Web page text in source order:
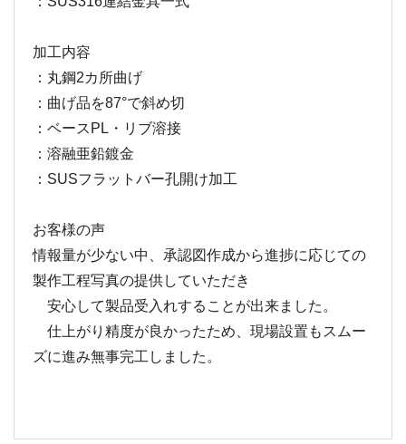
加工内容
：丸鋼2カ所曲げ
：曲げ品を87°で斜め切
：ベースPL・リブ溶接
：溶融亜鉛鍍金
：SUSフラットバー孔開け加工
お客様の声
情報量が少ない中、承認図作成から進捗に応じての
製作工程写真の提供していただき
安心して製品受入れすることが出来ました。
仕上がり精度が良かったため、現場設置もスムー
ズに進み無事完工しました。